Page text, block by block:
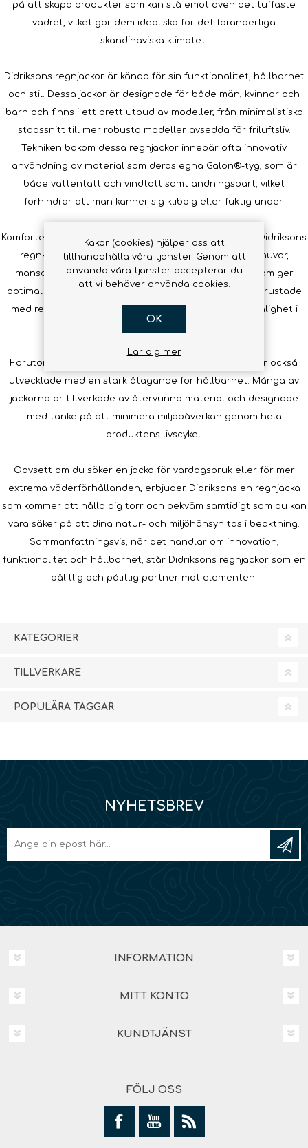
på att skapa produkter som kan stå emot även det tuffaste
vädret, vilket gör dem idealiska för det föränderliga
skandinaviska klimatet.
Didriksons regnjackor är kända för sin funktionalitet, hållbarhet
och stil. Dessa jackor är designade för både män, kvinnor och
barn och finns i ett brett utbud av modeller, från minimalistiska
stadssnitt till mer robusta modeller avsedda för friluftsliv.
Tekniken bakom dessa regnjackor innebär ofta innovativ
användning av material som deras egna Galon®-tyg, som är
både vattentätt och vindtätt samt andningsbart, vilket
förhindrar att man känner sig klibbig eller fuktig under.
Komforten är en annan väsentlig faktor i designen av Didriksons
regnkläder. Jackorna kommer ofta med justerbara huvar,
manschetter och midjor samt flera praktiska fickor som ger
optimal användbarhet. Vissa modeller är dessutom utrustade
med reflexer eller iögonfallande färger för bättre synlighet i
Förutom att vara funktionella är Didriksons regnjackor också
utvecklade med en stark åtagande för hållbarhet. Många av
jackorna är tillverkade av återvunna material och designade
med tanke på att minimera miljöpåverkan genom hela
produktens livscykel.
Oavsett om du söker en jacka för vardagsbruk eller för mer
extrema väderförhållanden, erbjuder Didriksons en regnjacka
som kommer att hålla dig torr och bekväm samtidigt som du kan
vara säker på att dina natur- och miljöhänsyn tas i beaktning.
Sammanfattningsvis, när det handlar om innovation,
funktionalitet och hållbarhet, står Didriksons regnjackor som en
pålitlig och pålitlig partner mot elementen.
KATEGORIER
TILLVERKARE
POPULÄRA TAGGAR
NYHETSBREV
INFORMATION
MITT KONTO
KUNDTJÄNST
FÖLJ OSS
Kakor (cookies) hjälper oss att
tillhandahålla våra tjänster. Genom att
använda våra tjänster accepterar du
att vi behöver använda cookies.
OK
Lär dig mer